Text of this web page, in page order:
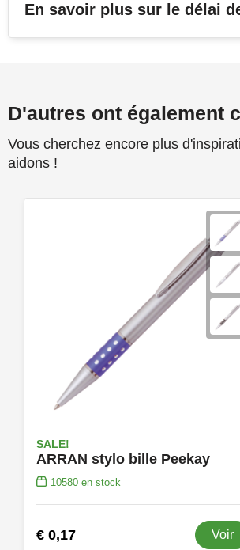
En savoir plus sur le délai
D'autres ont également
Vous cherchez encore plus
aidons !
SALE!
ARRAN stylo bille Peekay
10580en stock
€ 0,17 Voir